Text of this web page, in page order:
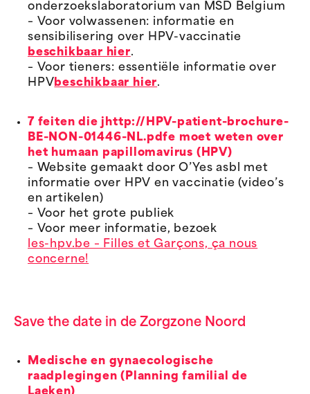
onderzoekslaboratorium van MSD Belgium
– Voor volwassenen: informatie en
sensibilisering over HPV-vaccinatie
beschikbaar hier.
– Voor tieners: essentiële informatie over
HPV beschikbaar hier.
7 feiten die jhttp://HPV-patient-brochure-
BE-NON-01446-NL.pdfe moet weten over
het humaan papillomavirus (HPV)
– Website gemaakt door O’Yes asbl met
informatie over HPV en vaccinatie (video’s
en artikelen)
– Voor het grote publiek
– Voor meer informatie, bezoek
les-hpv.be – Filles et Garçons, ça nous
concerne!
Save the date in de Zorgzone Noord
Medische en gynaecologische
raadplegingen (Planning familial de